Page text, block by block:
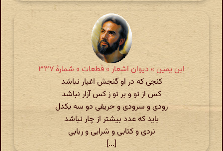
ابن یمین » دیوان اشعار » قطعات » شمارهٔ ٣٣٧
کنجی که در او گنجش اغیار نباشد
کس از تو و بر تو ز کس آزار نباشد
رودی و سرودی و حریفی دو سه یکدل
باید که عدد بیشتر از چار نباشد
نردی و کتابی و شرابی و ربابی
[...]